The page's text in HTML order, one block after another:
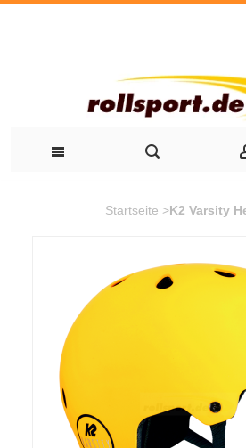
Startseite >K2 Varsity